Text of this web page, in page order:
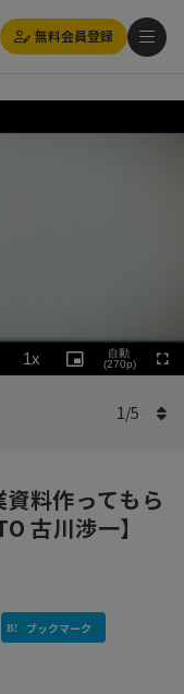
無料会員登録
1x
Rate
Picture-
in-
自動
(270p)
1/5
料作ってもら
古川渉一】
ブックマーク